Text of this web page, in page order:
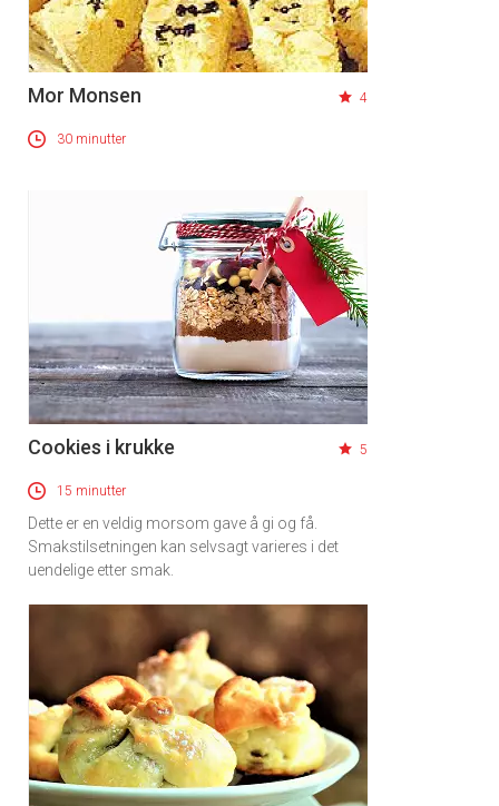
Mor Monsen 4
30 minutter
Cookies i krukke 5
15 minutter
Dette er en veldig morsom gave å gi og få.
Smakstilsetningen kan selvsagt varieres i det
uendelige etter smak.